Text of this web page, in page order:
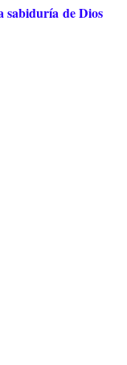
sabiduría de Dios